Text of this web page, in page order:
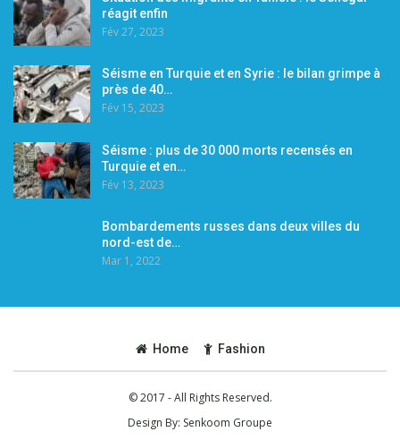
réagit enfin
Fév 27, 2023
Séisme en Turquie et en Syrie : le bilan grimpe à
près de 40…
Fév 15, 2023
Séisme : plus de 30 000 morts recensés en
Turquie et en…
Fév 13, 2023
Bombardements russes dans deux villes du
nord-est de…
Mar 1, 2022
Home Fashion
© 2017 - All Rights Reserved.
Design By: Senkoom Groupe